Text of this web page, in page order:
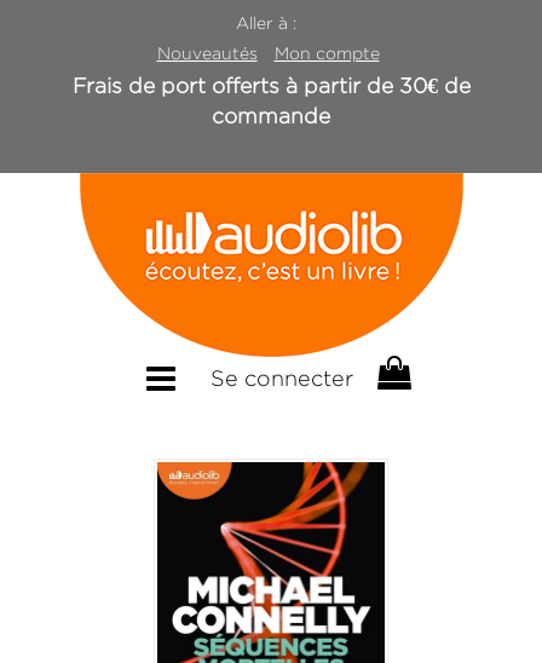
Aller à :
Nouveautés
Mon compte
Frais de port offerts à partir de 30€ de
commande
Se connecter